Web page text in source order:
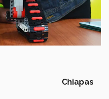
Chiapas